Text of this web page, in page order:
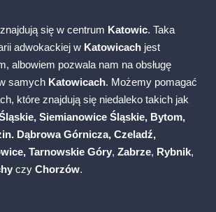
się w centrum Katowic. Taka
adwokackiej w Katowicach jest
albowiem pozwala nam na obsługę
samych Katowicach. Możemy pomagać
które znajdują się niedaleko takich jak
Siemianowice Śląskie, Bytom,
Dąbrowa Górnicza, Czeladź,
Tarnowskie Góry, Zabrze, Rybnik,
czy Chorzów.